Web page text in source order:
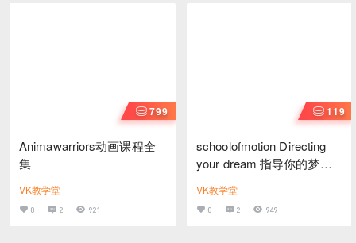
799
Animawarriors动画课程全
集
VK教学堂
0 2 921
119
schoolofmotion Directing
your dream 指导你的梦想
VK教学堂
0 2 949